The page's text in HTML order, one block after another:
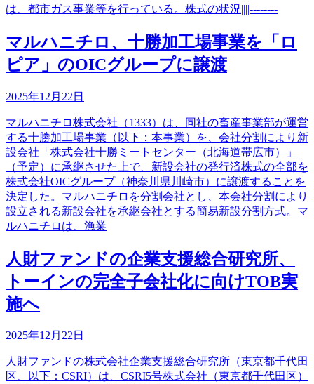
は、都市ガス事業等を行っている。株式の状況||||--------
マルハニチロ、十勝加工場事業を「ロ
ピア」のOICグループに譲渡
2025年12月22日
マルハニチロ株式会社（1333）は、同社の畜産事業部が運営
する十勝加工場事業（以下：本事業）を、会社分割により新
設会社「株式会社十勝ミートセンター（北海道帯広市）」
（予定）に承継させた上で、新設会社の発行済株式の全部を
株式会社OICグループ（神奈川県川崎市）に譲渡することを
決定した。マルハニチロを分割会社とし、本会社分割により
設立される新設会社を承継会社とする簡易新設分割方式。マ
ルハニチロは、漁業
人財ファンドの企業支援総合研究所、
トーインの完全子会社化に向けTOB実
施へ
2025年12月22日
人財ファンドの株式会社企業支援総合研究所（東京都千代田
区、以下：CSRI）は、CSRI5号株式会社（東京都千代田区）